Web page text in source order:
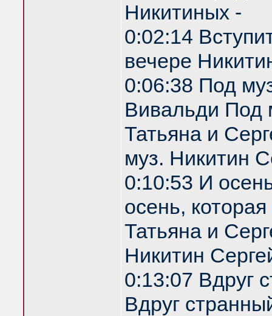
Никитиных -
0:02:14
вечере
0:06:38 Под
Вивальди Под
Татьяна и
муз. Никитин
0:10:53 И
осень,
Татьяна и
Никитин
0:13:07 Вдруг
Вдруг